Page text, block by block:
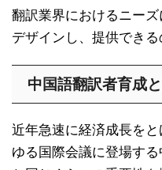
翻訳業界におけるニー
デザインし、提供できる
中国語翻訳者育成
近年急速に経済成長を
ゆる国際会議に登場す